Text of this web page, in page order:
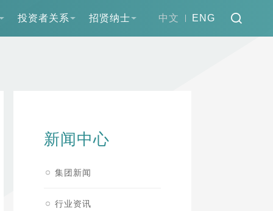
中文 ENG
投资者关系 招贤纳士
新闻中心
集团新闻
行业资讯